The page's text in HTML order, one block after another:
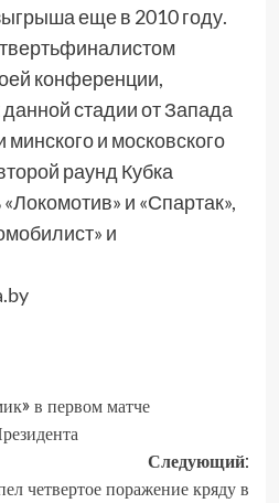
еще в 2010 году.
конференции,
стадии от Запада
и московского
раунд Кубка
и «Спартак»,
и
в первом матче
Следующий:
четвертое поражение кряду в